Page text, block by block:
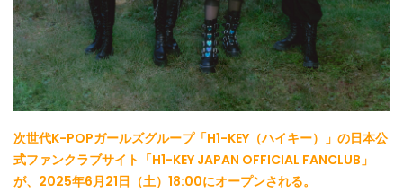
次世代K-POPガールズグループ「H1-KEY（ハイキー）」の日本公
式ファンクラブサイト「H1-KEY JAPAN OFFICIAL FANCLUB」
が、2025年6月21日（土）18:00にオープンされる。